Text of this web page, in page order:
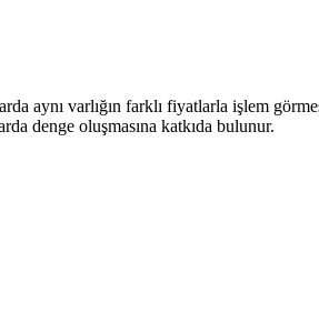
aynı varlığın farklı fiyatlarla işlem
denge oluşmasına katkıda bulunur.